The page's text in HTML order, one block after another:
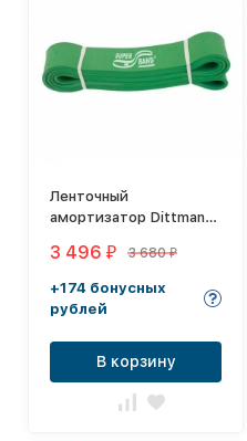
Ленточный
амортизатор Dittmann
3 496₽ 3 680₽
+174 бонусных
рублей
В корзину